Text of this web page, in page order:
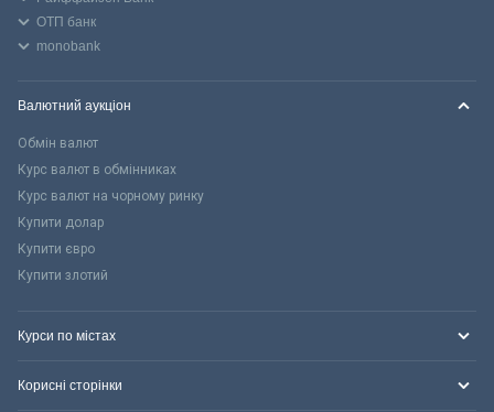
ОТП банк
monobank
Валютний аукціон
Обмін валют
Курс валют в обмінниках
Курс валют на чорному ринку
Купити долар
Купити євро
Купити злотий
Курси по містах
Корисні сторінки